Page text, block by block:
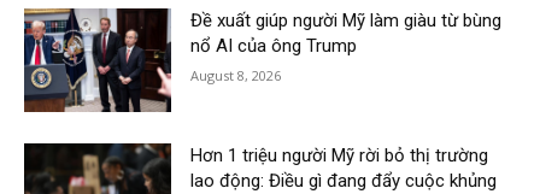
Đề xuất giúp người Mỹ làm giàu từ bùng
nổ AI của ông Trump
August 8, 2026
Hơn 1 triệu người Mỹ rời bỏ thị trường
lao động: Điều gì đang đẩy cuộc khủng